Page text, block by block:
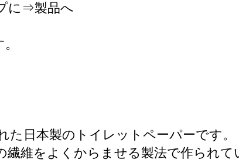
に⇒製品へ
日本製のトイレットペーパーです。
維をよくからませる製法で作られて